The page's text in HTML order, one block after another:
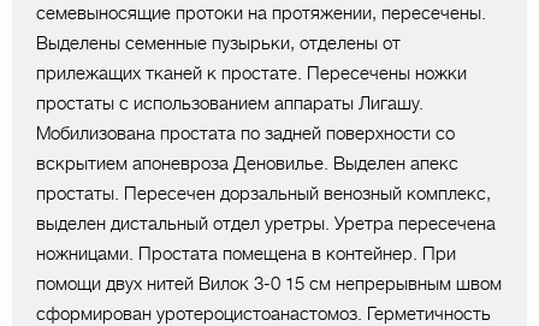
семевыносящие протоки на протяжении, пересечены.
Выделены семенные пузырьки, отделены от
прилежащих тканей к простате. Пересечены ножки
простаты с использованием аппараты Лигашу.
Мобилизована простата по задней поверхности со
вскрытием апоневроза Деновилье. Выделен апекс
простаты. Пересечен дорзальный венозный комплекс,
выделен дистальный отдел уретры. Уретра пересечена
ножницами. Простата помещена в контейнер. При
помощи двух нитей Вилок 3-0 15 см непрерывным швом
сформирован уротероцистоанастомоз. Герметичность